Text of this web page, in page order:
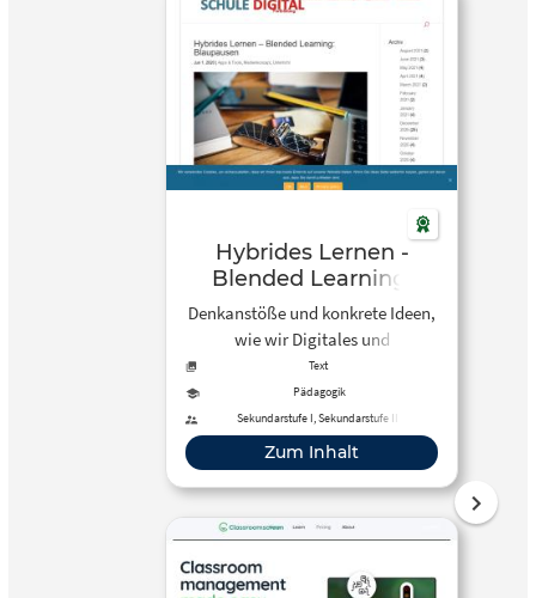
Hybrides Lernen -
Blended Learning:
Blaupausen | Schule in
der digitalen Welt
Denkanstöße und konkrete Ideen,
wie wir Digitales und
Präsenzunterricht verzahnen
können. Während, aber auch
nach der Pandemie!
Text
Pädagogik
Sekundarstufe I, Sekundarstufe II
Zum Inhalt